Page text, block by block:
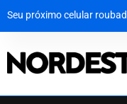
Como surgiu o Dia dos Pais